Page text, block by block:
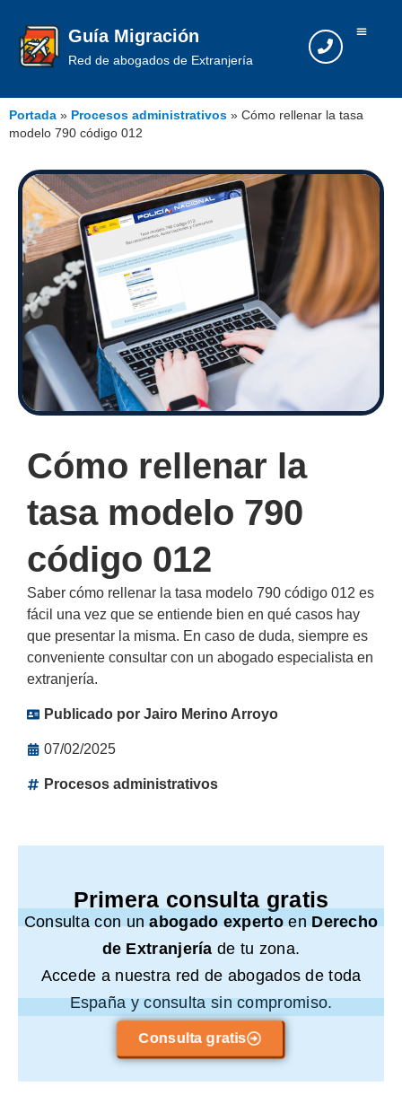
Guía Migración
Red de abogados de Extranjería
Portada » Procesos administrativos » Cómo rellenar la tasa
modelo 790 código 012
Cómo rellenar la
tasa modelo 790
código 012
Saber cómo rellenar la tasa modelo 790 código 012 es
fácil una vez que se entiende bien en qué casos hay
que presentar la misma. En caso de duda, siempre es
conveniente consultar con un abogado especialista en
extranjería.
Publicado por Jairo Merino Arroyo
07/02/2025
Procesos administrativos
Primera consulta gratis
Consulta con unabogado expertoen Derecho
de Extranjeríade tu zona.
Accede a nuestra red de abogados de toda
España y consulta sin compromiso.
Consulta gratis